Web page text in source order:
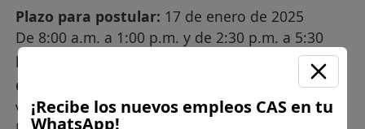
Plazo para postular: 17 de enero de 2025
De 8:00 a.m. a 1:00 p.m. y de 2:30 p.m. a 5:30
p.m
CÓMO POSTULAR:
Presentación del currículum
vitae documentado y foliado, en la Jr. San Martín
¡Recibe los nuevos empleos CAS en tu
WhatsApp!